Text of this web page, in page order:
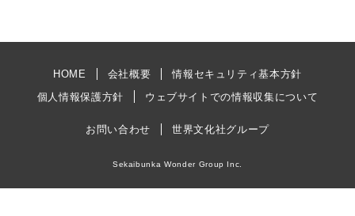
HOME 会社概要
情報セキュリティ基本方針
個人情報保護方針
ウェブサイトでの情報収集について
お問い合わせ 世界文化社グループ
Sekaibunka Wonder Group Inc.